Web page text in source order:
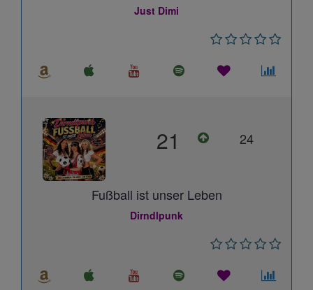
Just Dimi
21 24
Fußball ist unser Leben
Dirndlpunk